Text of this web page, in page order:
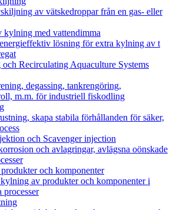
av vätskedroppar från en gas- eller
kylning med vattendimma
lösning för extra kylning av t
Recirculating Aquaculture Systems
degassing, tankrengöring,
m.m. för industriell fiskodling
skapa stabila förhållanden för säker,
och Scavenger injection
och avlagringar, avlägsna oönskade
och komponenter
av produkter och komponenter i
processer